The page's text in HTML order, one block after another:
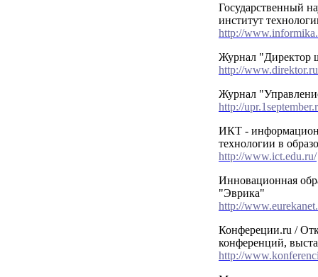
Государственный
институт
http://
Журнал "Директор
http://
Журнал
http://
ИКТ -
технологии в
http://www.ict.edu.ru/
Инновационная
"Эврика"
http://
Конфереции.ru /
конференций,
http://